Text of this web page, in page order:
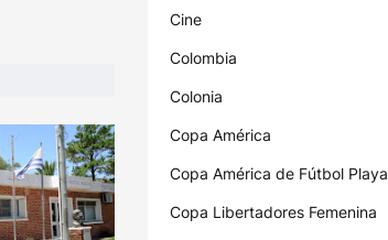
Cine
Colombia
Colonia
Copa América
Copa América de Fútbol Playa
Copa Libertadores Femenina